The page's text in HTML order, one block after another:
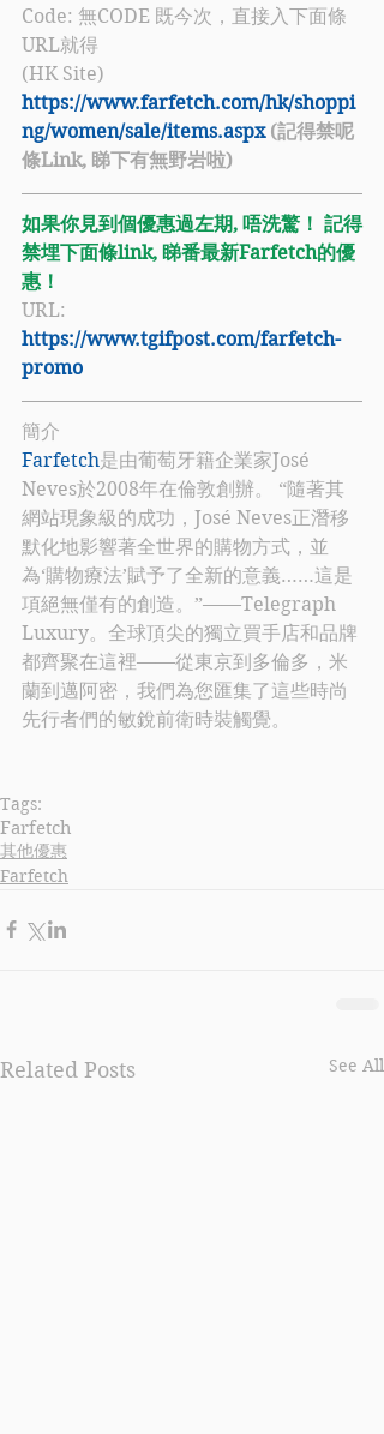
Code: 無CODE 既今次，直接入下面條
URL就得
(HK Site)
https://www.farfetch.com/hk/shoppi
ng/women/sale/items.aspx (記得禁呢
條Link, 睇下有無野岩啦)
如果你見到個優惠過左期, 唔洗驚！ 記得
禁埋下面條link, 睇番最新Farfetch的優
惠！
URL:
https://www.tgifpost.com/farfetch-
promo​
簡介
Farfetch是由葡萄牙籍企業家José
Neves於2008年在倫敦創辦。 “隨著其
網站現象級的成功，José Neves正潛移
默化地影響著全世界的購物方式，並
為‘購物療法’賦予了全新的意義……這是
項絕無僅有的創造。”——Telegraph
Luxury。全球頂尖的獨立買手店和品牌
都齊聚在這裡——從東京到多倫多，米
蘭到邁阿密，我們為您匯集了這些時尚
先行者們的敏銳前衛時裝觸覺。
Tags:
Farfetch
其他優惠
Farfetch
Related Posts See All